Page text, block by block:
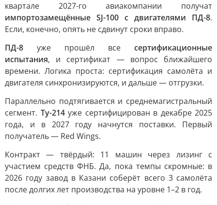
квартале 2027-го авиакомпании получат
импортозамещённые SJ-100 с двигателями ПД-8.
Если, конечно, опять не сдвинут сроки вправо.
ПД-8 уже прошёл все сертификационные
испытания, и сертификат — вопрос ближайшего
времени. Логика проста: сертификация самолёта и
двигателя синхронизируются, и дальше — отгрузки.
Параллельно подтягивается и среднемагистральный
сегмент. Ту-214уже сертифицирован в декабре 2025
года, и в 2027 году начнутся поставки. Первый
получатель — Red Wings.
Контракт — твёрдый: 11 машин через лизинг с
участием средств ФНБ. Да, пока темпы скромные: в
2026 году завод в Казани соберёт всего 3 самолёта
после долгих лет производства на уровне 1–2 в год.